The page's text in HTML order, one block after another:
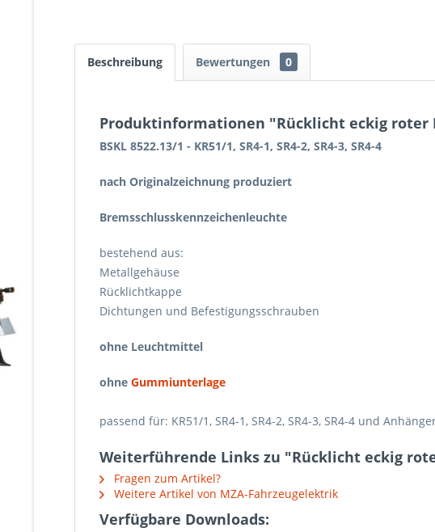
Beschreibung Bewertungen 0
Produktinformationen "Rücklicht eckig roter
BSKL 8522.13/1 - KR51/1, SR4-1, SR4-2, SR4-3, SR4-4
nach Originalzeichnung produziert
Bremsschlusskennzeichenleuchte
bestehend aus:
Metallgehäuse
Rücklichtkappe
Dichtungen und Befestigungsschrauben
ohne Leuchtmittel
ohne Gummiunterlage
passend für: KR51/1, SR4-1, SR4-2, SR4-3, SR4-4 und
Weiterführende Links zu "Rücklicht eckig
Fragen zum Artikel?
Weitere Artikel von MZA-Fahrzeugelektrik
Verfügbare Downloads: